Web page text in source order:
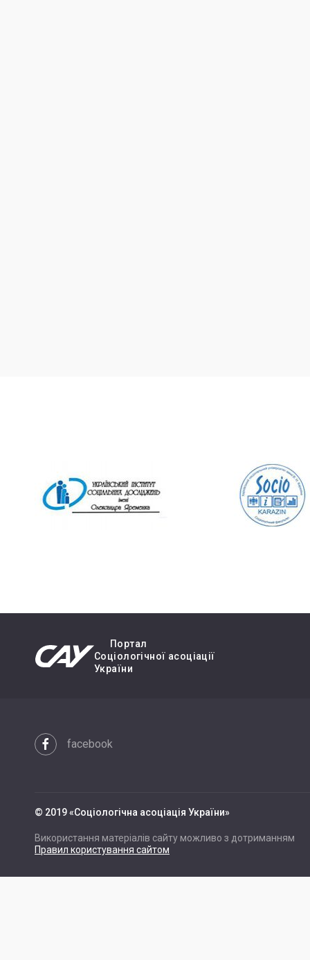
Портал
Cоціологічної асоціації
України
facebook
© 2019 «Cоціологічна асоціація України»
Використання матеріалів сайту можливо з дотриманням
Правил користування сайтом